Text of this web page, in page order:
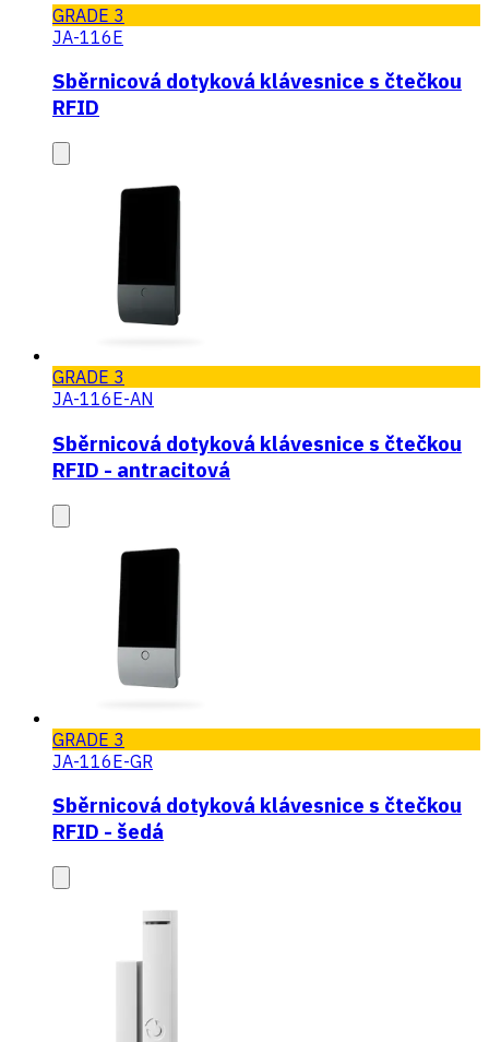
GRADE 3
JA-116E
Sběrnicová dotyková klávesnice s čtečkou
RFID
GRADE 3
JA-116E-AN
Sběrnicová dotyková klávesnice s čtečkou
RFID - antracitová
GRADE 3
JA-116E-GR
Sběrnicová dotyková klávesnice s čtečkou
RFID - šedá